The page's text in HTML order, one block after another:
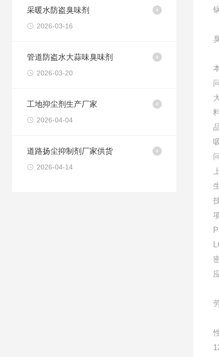
采暖水防盗臭味剂
2026-03-16
管道防盗水大蒜味臭味剂
2026-03-20
工地抑尘剂生产厂家
2026-04-04
道路扬尘抑制剂厂家供货
2026-04-14